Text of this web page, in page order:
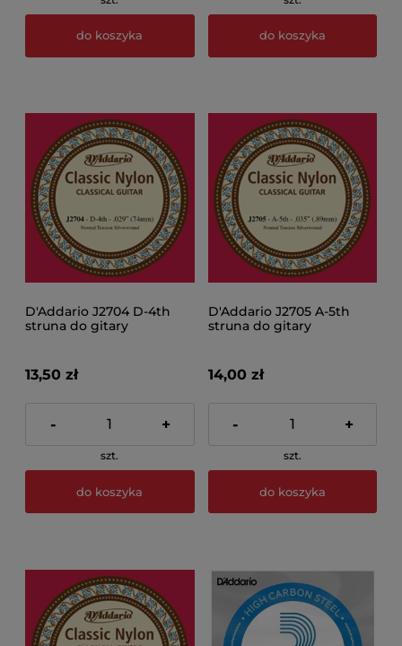
do koszyka do koszyka
D'Addario J2704 D-4th
struna do gitary
13,50 zł
- +
szt.
do koszyka
D'Addario J2705 A-5th
struna do gitary
14,00 zł
- +
szt.
do koszyka